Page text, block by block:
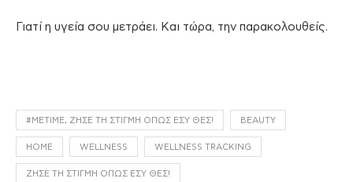
Γιατί η υγεία σου μετράει. Και τώρα, την παρακολουθείς.
#METIME, ΖΉΣΕ ΤΗ ΣΤΙΓΜΉ ΌΠΩΣ ΕΣΎ ΘΕΣ! BEAUTY
HOME WELLNESS WELLNESS TRACKING
ΖΉΣΕ ΤΗ ΣΤΙΓΜΗ ΌΠΩΣ ΕΣΎ ΘΕΣ!